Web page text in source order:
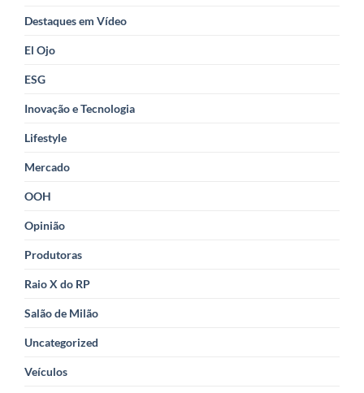
Destaques em Vídeo
El Ojo
ESG
Inovação e Tecnologia
Lifestyle
Mercado
OOH
Opinião
Produtoras
Raio X do RP
Salão de Milão
Uncategorized
Veículos